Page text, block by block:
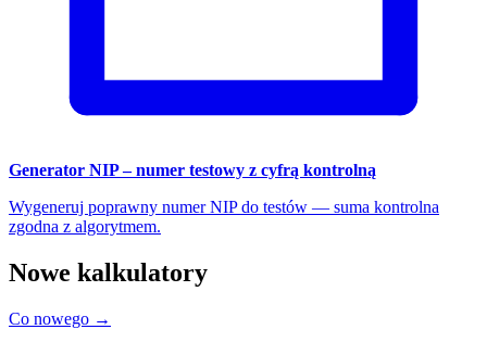
Generator NIP – numer testowy z cyfrą kontrolną
Wygeneruj poprawny numer NIP do testów — suma kontrolna
zgodna z algorytmem.
Nowe kalkulatory
Co nowego →